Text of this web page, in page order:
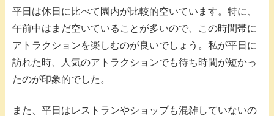
平日は休日に比べて園内が比較的空いています。特に、
午前中はまだ空いていることが多いので、この時間帯に
アトラクションを楽しむのが良いでしょう。私が平日に
訪れた時、人気のアトラクションでも待ち時間が短かっ
たのが印象的でした。
また、平日はレストランやショップも混雑していないの